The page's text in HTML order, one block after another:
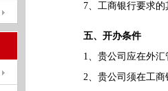
7、工商银行要求的
五、开办条件
1、贵公司应在外汇
2、贵公司须在工商